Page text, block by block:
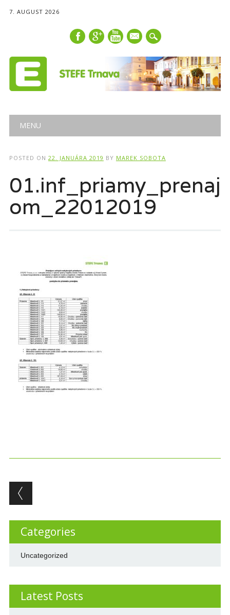
7. AUGUST 2026
mail
Main menu
MENU
POSTED ON 22. JANUÁRA 2019 BY MAREK SOBOTA
01.inf_priamy_prenaj
om_22012019
Post navigation
Categories
Uncategorized
Latest Posts